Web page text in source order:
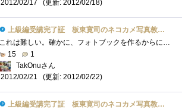
2012/02/17
(更新: 2012/02/18)
上級編受講完了証 板東寛司のネコカメ写真教室パート2
これは難しい。確かに、フォトブックを作るからにはテーマがいる。しかしこういうのって、例もそうだけど、今まで撮った写真からテーマを決�...
15
1
TakOnuさん
2012/02/21
(更新: 2012/02/22)
上級編受講完了証 板東寛司のネコカメ写真教室パート2